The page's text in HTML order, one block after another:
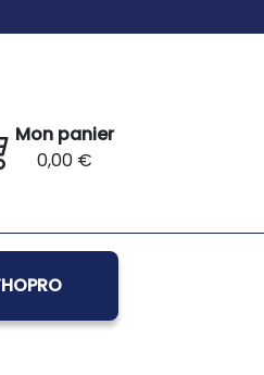
Mon panier
0,00 €